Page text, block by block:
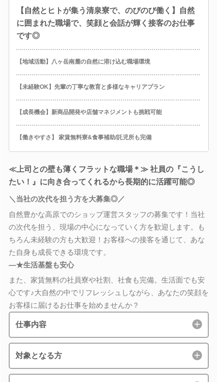
【自然とヒトが集う清泉寮で、のびのび働く】自然
に囲まれた職場で、笑顔と会話が輝く接客のお仕事
です◎
【地域活動】八ヶ岳南麓の自然に溶け込む職場環境
【未経験OK】先輩の丁寧な教育と多様なキャリアプラン
【成長機会】新商品開発や店舗マネジメントも挑戦可能
【働きやすさ】 家賃無料寮&食事補助/託児所も完備
≪上司との壁も薄くフラットな職場＊≫ 社員の『こうし
たい！』に向き合ってくれるから長期的に活躍可能◎
＼当社の次代を担う方を大募集◎／
自然豊かな高原でのショップ運営スタッフの募集です！当社
の次代を担う、現場の中心になっていく方を歓迎します。も
ちろん未経験の方も大歓迎！お客様への接客を通じて、あな
た自身も成長できる環境です。
―★生活基盤も安心
また、家賃無料の社員寮や社割、社食も完備。生活面でも安
心です♪大自然の中でリフレッシュしながら、あなたの笑顔を
お客様に届けるお仕事を始めませんか？
仕事内容
対象となる方